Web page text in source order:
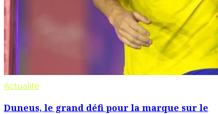
Actualité
Duneus, le grand défi pour la marque sur le